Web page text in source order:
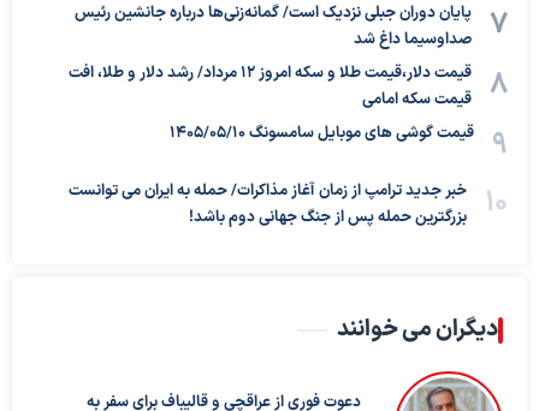
پایان دوران جبلی نزدیک است/ گمانه‌زنی‌ها درباره جانشین رئیس
صداوسیما داغ شد
قیمت دلار،قیمت طلا و سکه امروز ۱۲ مرداد/ رشد دلار و طلا، افت
قیمت سکه امامی
قیمت گوشی های موبایل سامسونگ 1405/05/10
خبر جدید ترامپ از زمان آغاز مذاکرات/ حمله به ایران می توانست
بزرگترین حمله پس از جنگ جهانی دوم باشد!
دیگران می خوانند
دعوت فوری از عراقچی و قالیباف برای سفر به